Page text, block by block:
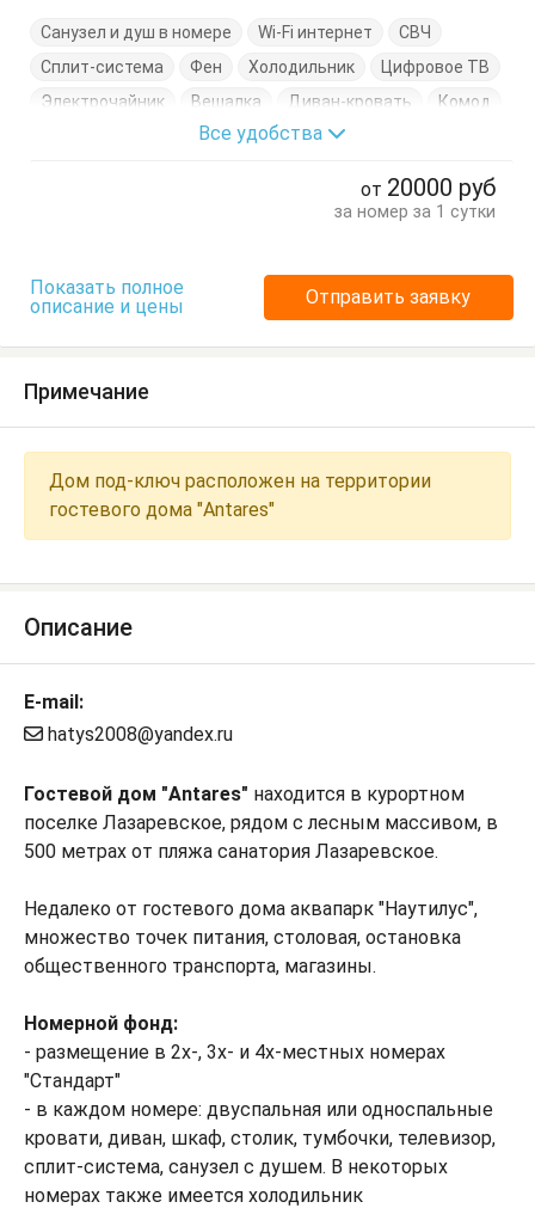
Санузел и душ в номере Wi-Fi интернет
СВЧ
Сплит-система
Фен Холодильник
Цифровое ТВ
Электрочайник
Вешалка Диван-кровать
Комод
Кровати двуспальные
Кровати односпальные
Все удобства
от 20000 руб
за номер за 1 сутки
Показать полное
описание и цены
Отправить заявку
Примечание
Дом под-ключ расположен на территории
гостевого дома "Antares"
Описание
E-mail:
hatys2008@yandex.ru
Гостевой дом "Antares" находится в курортном
поселке Лазаревское, рядом с лесным массивом, в
500 метрах от пляжа санатория Лазаревское.
Недалеко от гостевого дома аквапарк "Наутилус",
множество точек питания, столовая, остановка
общественного транспорта, магазины.
Номерной фонд:
- размещение в 2х-, 3х- и 4х-местных номерах
"Стандарт"
- в каждом номере: двуспальная или односпальные
кровати, диван, шкаф, столик, тумбочки, телевизор,
сплит-система, санузел с душем. В некоторых
номерах также имеется холодильник